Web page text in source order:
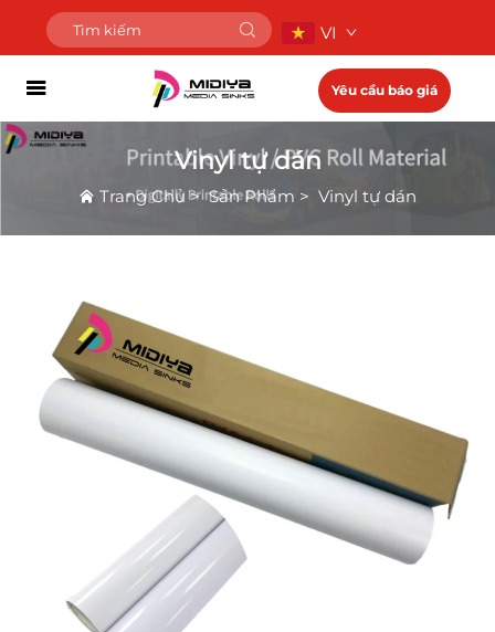
VI
Yêu cầu báo giá
Vinyl tự dán
Trang Chủ >Sản Phẩm > Vinyl tự dán